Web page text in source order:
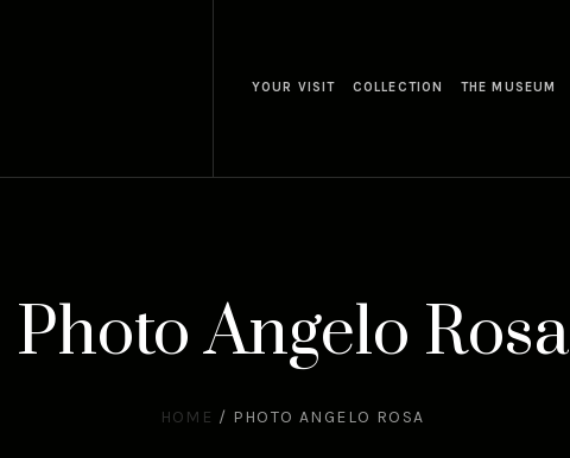
YOUR VISIT COLLECTION THE MUSEUM
Photo Angelo Rosa
HOME / PHOTO ANGELO ROSA